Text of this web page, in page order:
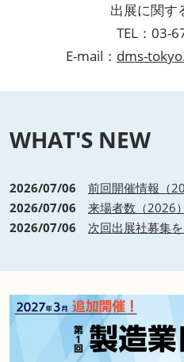
出展に関す
TEL：03-
E-mail： dms-
WHAT'S NEW
2026/07/06 前回開催情報（
2026/07/06 来場者数（2026
2026/07/06
次回出展社募集